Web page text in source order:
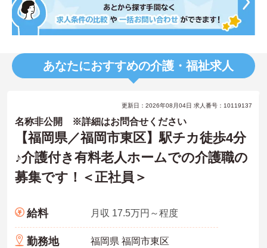
あなたにおすすめの介護・福祉求人
更新日：2026年08月04日 求人番号：10119137
名称非公開 ※詳細はお問合せください
【福岡県／福岡市東区】駅チカ徒歩4分
♪介護付き有料老人ホームでの介護職の
募集です！＜正社員＞
給料 月収 17.5万円～程度
勤務地 福岡県 福岡市東区